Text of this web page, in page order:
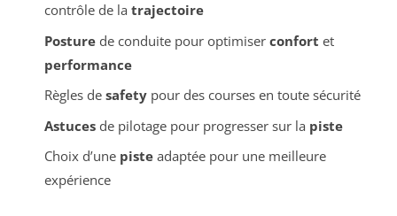
contrôle de la trajectoire
Posturede conduite pour optimiser confort et
performance
Règles de safetypour des courses en toute sécurité
Astucesde pilotage pour progresser sur la piste
Choix d’une pisteadaptée pour une meilleure
expérience